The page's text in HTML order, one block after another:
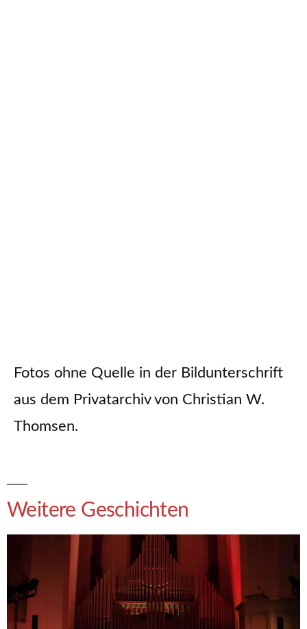
Fotos ohne Quelle in der Bildunterschrift
aus dem Privatarchiv von Christian W.
Thomsen.
Weitere Geschichten